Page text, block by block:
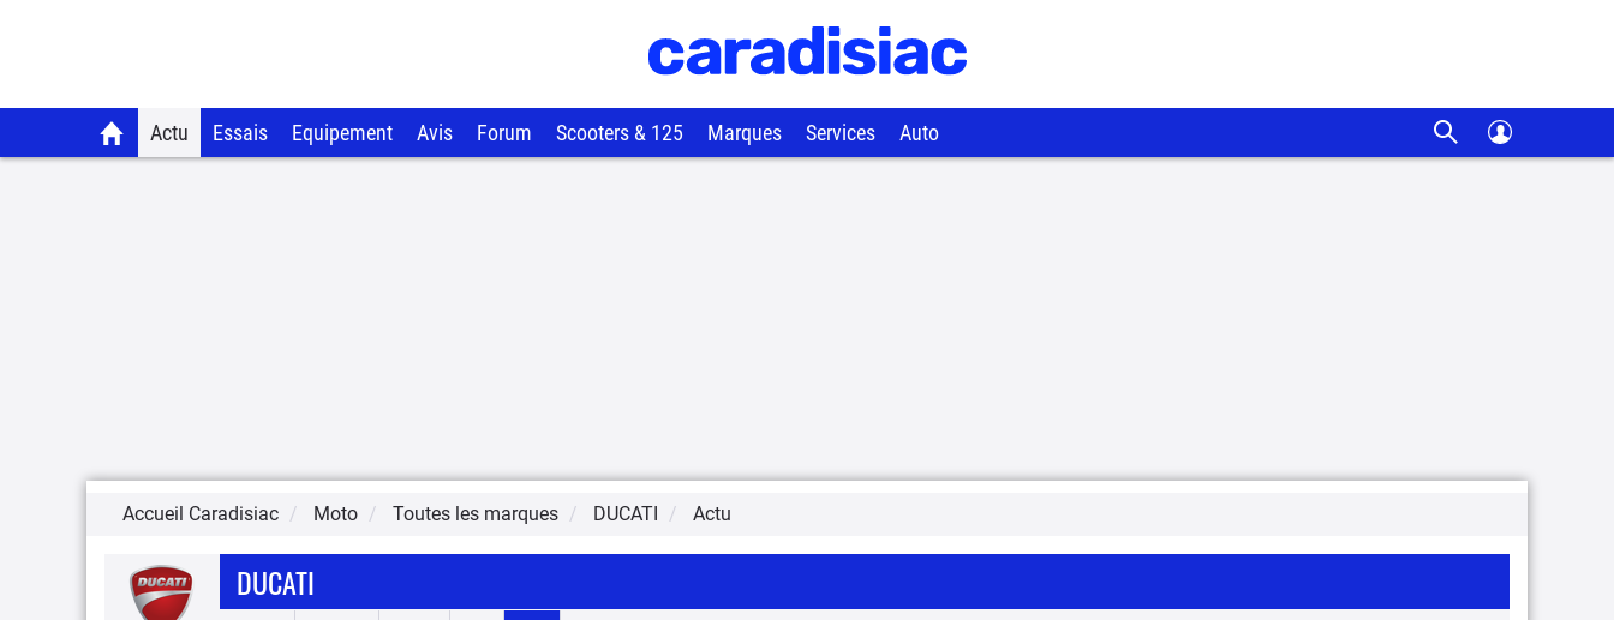
Actu Essais Equipement Avis Forum Scooters & 125 Marques Services Auto
Accueil Caradisiac Moto Toutes les marques DUCATI Actu
DUCATI